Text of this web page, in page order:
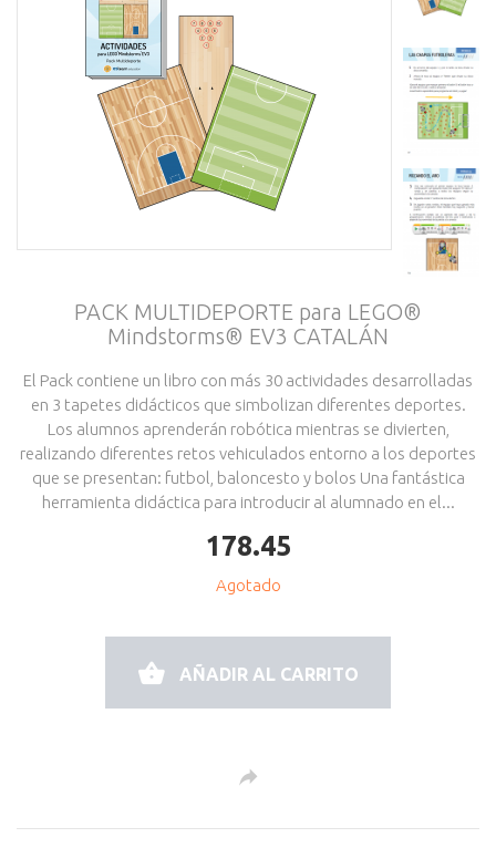
PACK MULTIDEPORTE para LEGO®
Mindstorms® EV3 CATALÁN
El Pack contiene un libro con más 30 actividades desarrolladas
en 3 tapetes didácticos que simbolizan diferentes deportes.
Los alumnos aprenderán robótica mientras se divierten,
realizando diferentes retos vehiculados entorno a los deportes
que se presentan: futbol, baloncesto y bolos Una fantástica
herramienta didáctica para introducir al alumnado en el...
178.45
Agotado
AÑADIR AL CARRITO